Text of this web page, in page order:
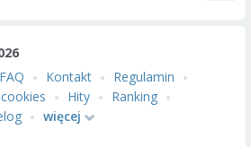
FAQ Kontakt
Regulamin
Hity
Ranking
więcej